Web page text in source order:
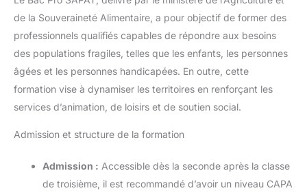
de la Souveraineté Alimentaire, a pour objectif de former des
professionnels qualifiés capables de répondre aux besoins
des populations fragiles, telles que les enfants, les personnes
âgées et les personnes handicapées. En outre, cette
formation vise à dynamiser les territoires en renforçant les
services d’animation, de loisirs et de soutien social.
Admission et structure de la formation
Admission : Accessible dès la seconde après la classe
de troisième, il est recommandé d’avoir un niveau CAPA